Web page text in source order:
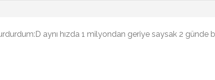
aynı hızda 1 milyondan geriye saysak 2 günde